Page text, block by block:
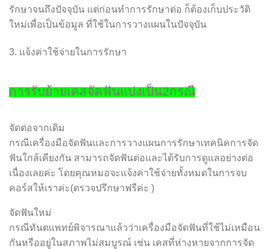
รักษาจนถึงปัจจุบัน แต่ก่อนทำการรักษาต่อ ก็ต้องเก็บประวัติ
ใหม่เพื่อเป็นข้อมูล ที่ใช้ในการวางแผนในปัจจุบัน
3. แจ้งค่าใช้จ่ายในการรักษา
การรับย้ายเคสจัดฟันแบ่งเป็น2กรณี
จัดต่อจากเดิม
กรณีเครื่องมือจัดฟันและการวางแผนการรักษาเทคนิคการจัด
ฟันใกล้เคียงกัน สามารถจัดฟันต่อและได้รับการดูแลอย่างต่อ
เนื่องเลยค่ะ โดยคุณหมอจะแจ้งค่าใช้จ่ายทั้งหมดในการจบ
คอร์สให้เราค่ะ(ตรวจปรึกษาฟรีค่ะ )
จัดฟันใหม่
กรณีทันตแพทย์พิจารณาแล้วว่าเครื่องมือจัดฟันที่ใช้ไม่เหมือน
กันหรืออยู่ในสภาพไม่สมบูรณ์ เช่น เคสที่ห่างหายจากการจัด